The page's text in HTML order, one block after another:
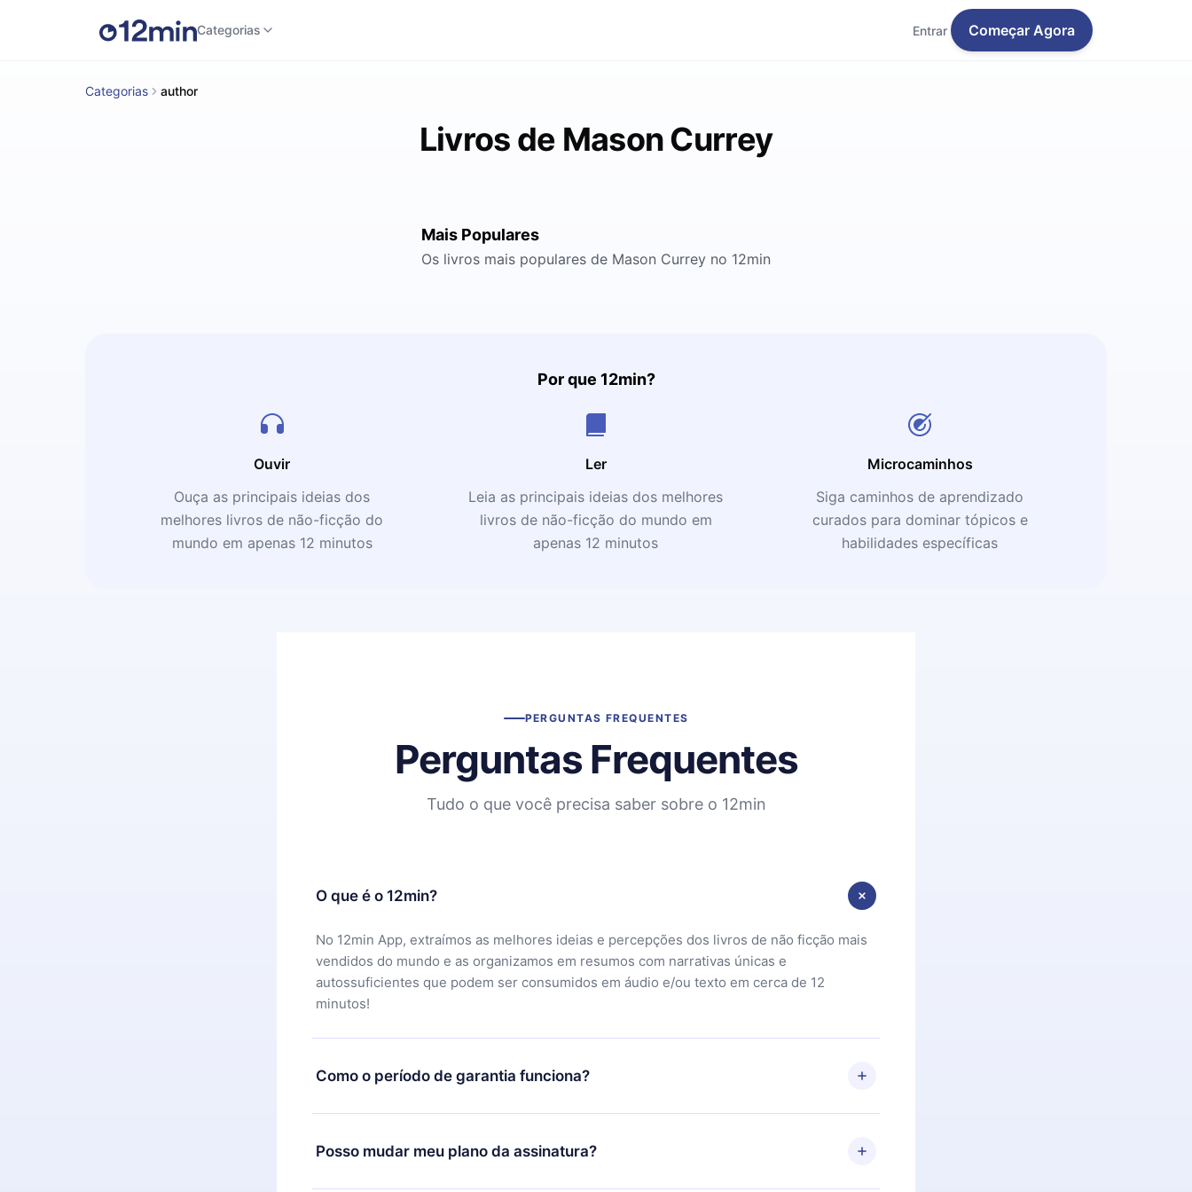
Categorias Entrar Começar Agora
Categorias author
Livros de Mason Currey
Mais Populares
Os livros mais populares de Mason Currey no 12min
Por que 12min?
Ouvir
Ouça as principais ideias dos
melhores livros de não-ficção do
mundo em apenas 12 minutos
Ler
Leia as principais ideias dos melhores
livros de não-ficção do mundo em
apenas 12 minutos
Microcaminhos
Siga caminhos de aprendizado
curados para dominar tópicos e
habilidades específicas
PERGUNTAS FREQUENTES
Perguntas Frequentes
Tudo o que você precisa saber sobre o 12min
O que é o 12min?
No 12min App, extraímos as melhores ideias e percepções dos livros de não ficção mais
vendidos do mundo e as organizamos em resumos com narrativas únicas e
autossuficientes que podem ser consumidos em áudio e/ou texto em cerca de 12
minutos!
Como o período de garantia funciona?
Você pode baixar nosso aplicativo e começar a aproveitar nossa biblioteca. Se por algum
motivo não ficar satisfeito com nossa plataforma, basta entrar em contato com nossa
equipe de suporte (contato@12min.com) em até 7 dias após a compra e solicitar o
Posso mudar meu plano da assinatura?